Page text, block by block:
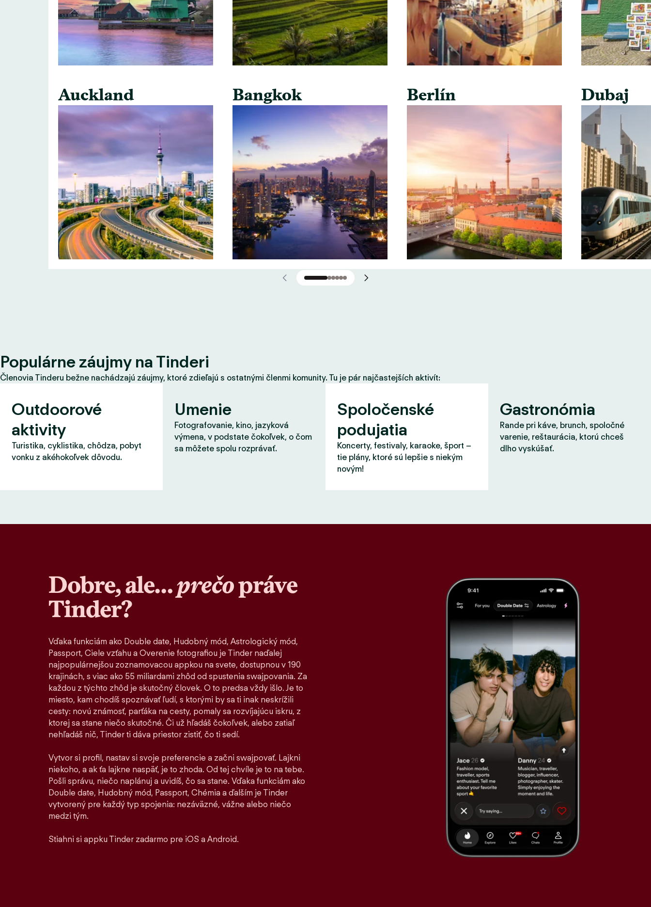
Auckland Bangkok Berlín Dubaj
Populárne záujmy na Tinderi
Členovia Tinderu bežne nachádzajú záujmy, ktoré zdieľajú s ostatnými členmi komunity. Tu je pár najčastejších aktivít:
Outdoorové
aktivity
Turistika, cyklistika, chôdza, pobyt
vonku z akéhokoľvek dôvodu.
Umenie
Fotografovanie, kino, jazyková
výmena, v podstate čokoľvek, o čom
sa môžete spolu rozprávať.
Spoločenské
podujatia
Koncerty, festivaly, karaoke, šport –
tie plány, ktoré sú lepšie s niekým
novým!
Gastronómia
Rande pri káve, brunch, spoločné
varenie, reštaurácia, ktorú chceš
dlho vyskúšať.
Dobre, ale…prečopráve
Tinder?
Vďaka funkciám ako Double date, Hudobný mód, Astrologický mód,
Passport, Ciele vzťahu a Overenie fotografiou je Tinder naďalej
najpopulárnejšou zoznamovacou appkou na svete, dostupnou v 190
krajinách, s viac ako 55 miliardami zhôd od spustenia swajpovania. Za
každou z týchto zhôd je skutočný človek. O to predsa vždy išlo. Je to
miesto, kam chodíš spoznávať ľudí, s ktorými by sa ti inak neskrížili
cesty: novú známosť, parťáka na cesty, pomaly sa rozvíjajúcu iskru, z
ktorej sa stane niečo skutočné. Či už hľadáš čokoľvek, alebo zatiaľ
nehľadáš nič, Tinder ti dáva priestor zistiť, čo ti sedí.
Vytvor si profil, nastav si svoje preferencie a začni swajpovať. Lajkni
niekoho, a ak ťa lajkne naspäť, je to zhoda. Od tej chvíle je to na tebe.
Pošli správu, niečo naplánuj a uvidíš, čo sa stane. Vďaka funkciám ako
Double date, Hudobný mód, Passport, Chémia a ďalším je Tinder
vytvorený pre každý typ spojenia: nezáväzné, vážne alebo niečo
medzi tým.
Stiahni si appku Tinder zadarmo pre iOS a Android.